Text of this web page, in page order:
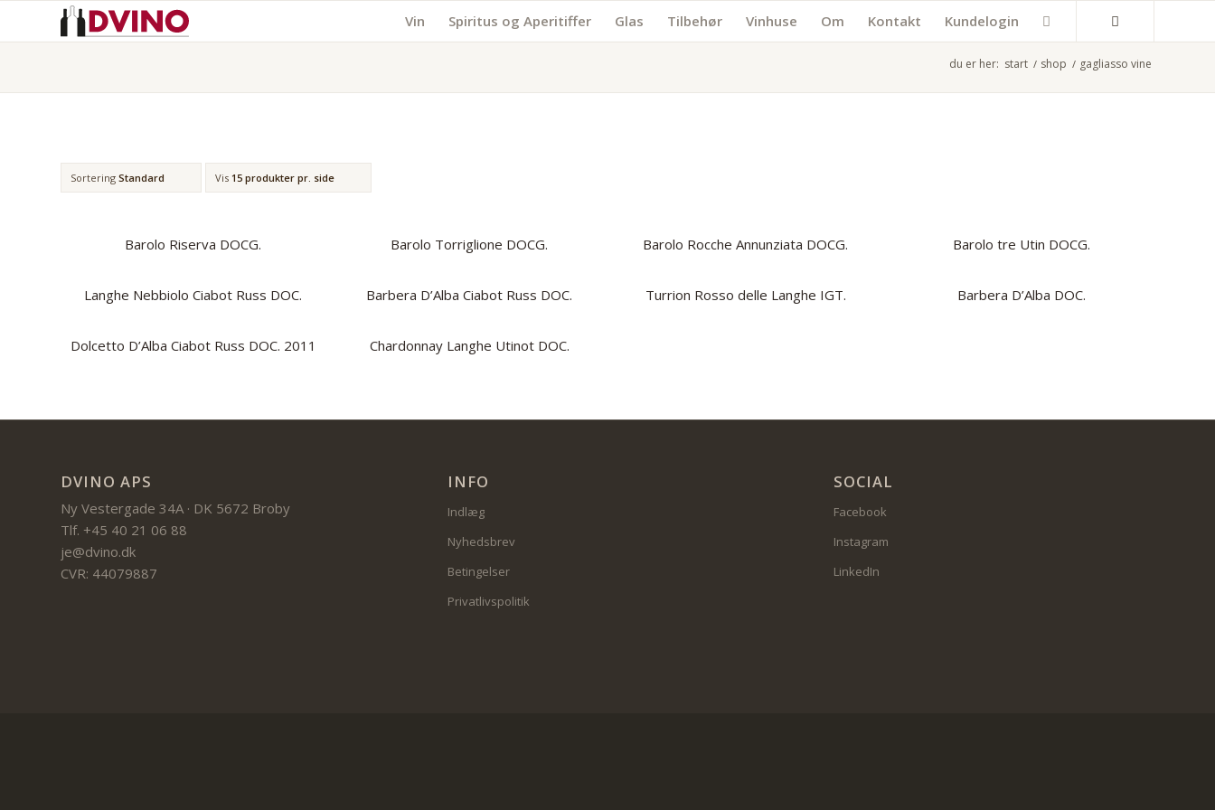
Vin Spiritus og Aperitiffer Glas Tilbehør Vinhuse Om Kontakt Kundelogin
du er her: start / shop / gagliasso vine
Sortering Standard Vis 15 produkter pr. side
Barolo Riserva DOCG. Barolo Torriglione DOCG. Barolo Rocche Annunziata DOCG. Barolo tre Utin DOCG.
Langhe Nebbiolo Ciabot Russ DOC. Barbera D’Alba Ciabot Russ DOC. Turrion Rosso delle Langhe IGT. Barbera D’Alba DOC.
Dolcetto D’Alba Ciabot Russ DOC. 2011 Chardonnay Langhe Utinot DOC.
DVINO APS
Ny Vestergade 34A · DK 5672 Broby
Tlf. +45 40 21 06 88
je@dvino.dk
CVR: 44079887
INFO
Indlæg
Nyhedsbrev
Betingelser
Privatlivspolitik
SOCIAL
Facebook
Instagram
LinkedIn